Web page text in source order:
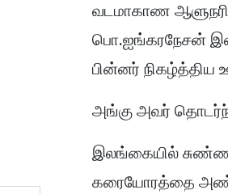
வடமாகாண
பொ.ஐங்கரநேசன்
பின்னர் நிகழ்த்திய
அங்கு அவர்
இலங்கையில்
கரையோரத்தை